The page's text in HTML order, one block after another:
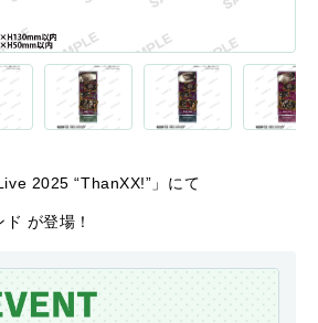
2025 “ThanXX!”」にて
が登場！